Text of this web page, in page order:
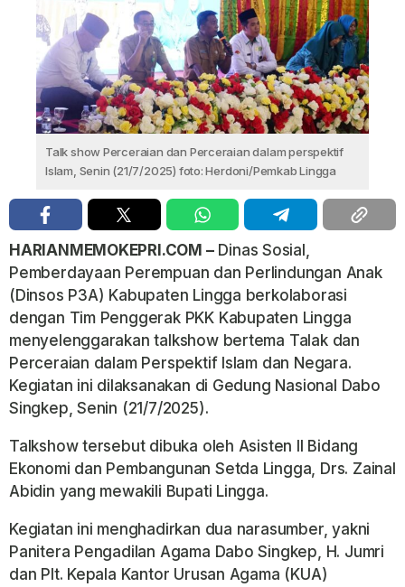
Talk show Perceraian dan Perceraian dalam perspektif
Islam, Senin (21/7/2025) foto: Herdoni/Pemkab Lingga
HARIANMEMOKEPRI.COM –Dinas Sosial,
Pemberdayaan Perempuan dan Perlindungan Anak
(Dinsos P3A) Kabupaten Lingga berkolaborasi
dengan Tim Penggerak PKK Kabupaten Lingga
menyelenggarakan talkshow bertema Talak dan
Perceraian dalam Perspektif Islam dan Negara.
Kegiatan ini dilaksanakan di Gedung Nasional Dabo
Singkep, Senin (21/7/2025).
Talkshow tersebut dibuka oleh Asisten II Bidang
Ekonomi dan Pembangunan Setda Lingga, Drs. Zainal
Abidin yang mewakili Bupati Lingga.
Kegiatan ini menghadirkan dua narasumber, yakni
Panitera Pengadilan Agama Dabo Singkep, H. Jumri
dan Plt. Kepala Kantor Urusan Agama (KUA)